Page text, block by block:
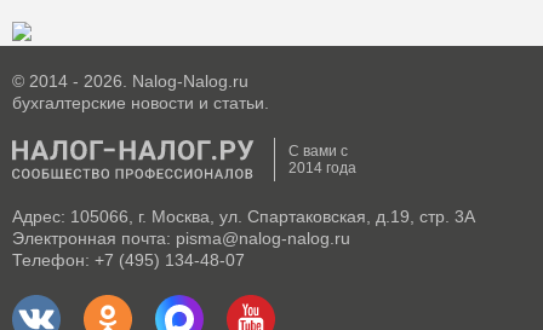
© 2014 - 2026. Nalog-Nalog.ru
бухгалтерские новости и статьи.
С вами с
2014 года
Адрес: 105066, г. Москва, ул. Спартаковская, д.19, стр. 3А
Электронная почта: pisma@nalog-nalog.ru
Телефон: +7 (495) 134-48-07